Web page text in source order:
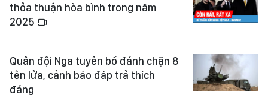
thỏa thuận hòa bình trong năm
2025
Quân đội Nga tuyên bố đánh chặn 8
tên lửa, cảnh báo đáp trả thích
đáng